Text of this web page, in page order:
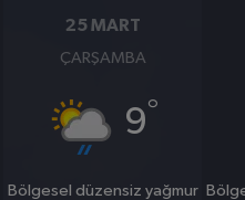
25 MART
ÇARŞAMBA
9°
Bölgesel düzensiz yağmur